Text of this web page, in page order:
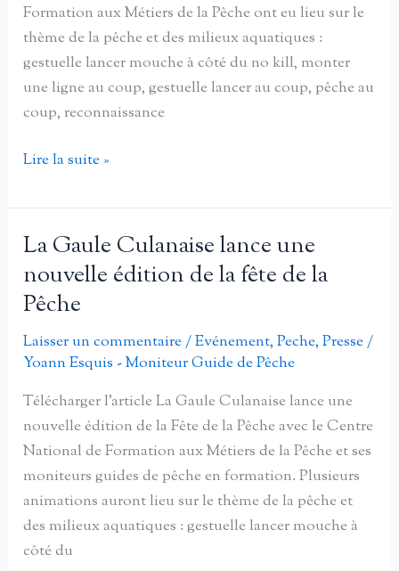
Formation aux Métiers de la Pêche ont eu lieu sur le
thème de la pêche et des milieux aquatiques :
gestuelle lancer mouche à côté du no kill, monter
une ligne au coup, gestuelle lancer au coup, pêche au
coup, reconnaissance
Seize
guides
et
moniteurs
de
pêche
à
la
de
la
pêche
à
Saint
Christophe
le
Lire la suite »
La Gaule Culanaise lance une
nouvelle édition de la fête de la
Pêche
Laisser un commentaire/Evénement,Peche,Presse/
Yoann Esquis - Moniteur Guide de Pêche
Télécharger l’article La Gaule Culanaise lance une
nouvelle édition de la Fête de la Pêche avec le Centre
National de Formation aux Métiers de la Pêche et ses
moniteurs guides de pêche en formation. Plusieurs
animations auront lieu sur le thème de la pêche et
des milieux aquatiques : gestuelle lancer mouche à
côté du